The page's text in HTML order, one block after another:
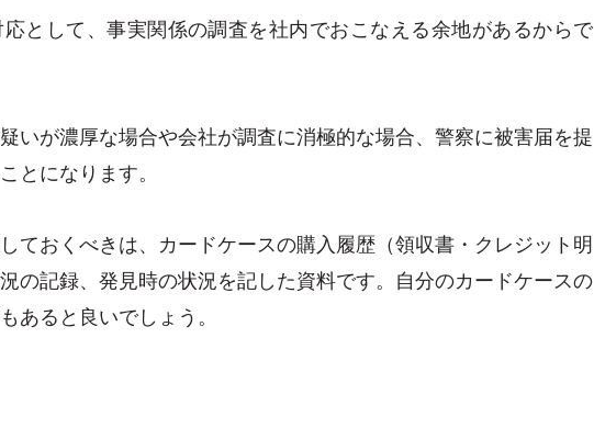
として、事実関係の調査を社内でおこなえる余地があるからで
いが濃厚な場合や会社が調査に消極的な場合、警察に被害届を提
とになります。
ておくべきは、カードケースの購入履歴（領収書・クレジット明
の記録、発見時の状況を記した資料です。自分のカードケースの
あると良いでしょう。